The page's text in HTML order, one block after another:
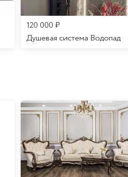
120 000 ₽
Душевая система Водопад